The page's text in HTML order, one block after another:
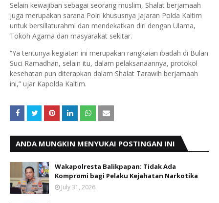
Selain kewajiban sebagai seorang muslim, Shalat berjamaah
juga merupakan sarana Polri khususnya Jajaran Polda Kaltim
untuk bersillaturahmi dan mendekatkan diri dengan Ulama,
Tokoh Agama dan masyarakat sekitar.
“Ya tentunya kegiatan ini merupakan rangkaian ibadah di Bulan
Suci Ramadhan, selain itu, dalam pelaksanaannya, protokol
kesehatan pun diterapkan dalam Shalat Tarawih berjamaah
ini,” ujar Kapolda Kaltim.
ANDA MUNGKIN MENYUKAI POSTINGAN INI
Wakapolresta Balikpapan: Tidak Ada
Kompromi bagi Pelaku Kejahatan Narkotika
July 31, 2026